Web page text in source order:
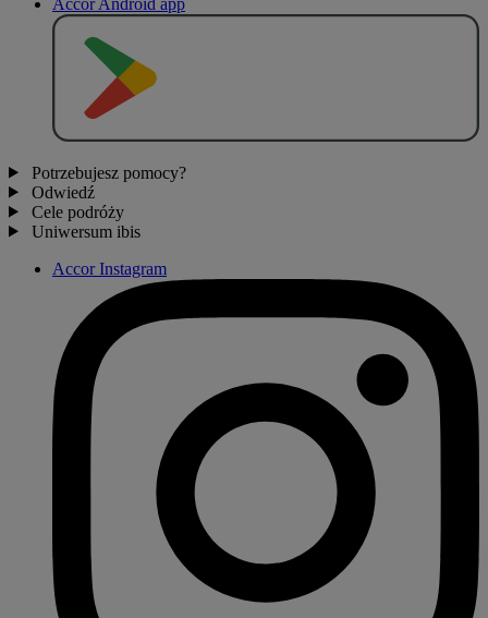
Accor Android app
Potrzebujesz pomocy?
Odwiedź
Cele podróży
Uniwersum ibis
Accor Instagram